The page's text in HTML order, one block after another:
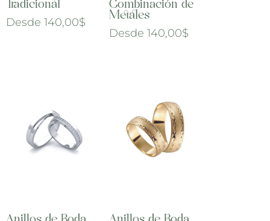
Tradicional
Desde 140,00$
Combinación de
Metales
Desde 140,00$